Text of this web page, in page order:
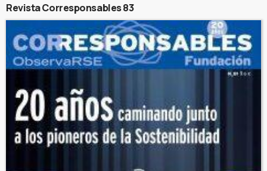
Revista Corresponsables 83